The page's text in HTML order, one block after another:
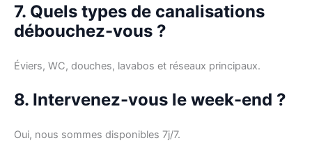
7. Quels types de canalisations
débouchez-vous ?
Éviers, WC, douches, lavabos et réseaux principaux.
8. Intervenez-vous le week-end ?
Oui, nous sommes disponibles 7j/7.